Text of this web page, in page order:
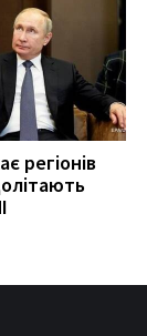
регіонів